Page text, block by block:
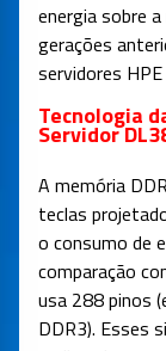
energia sobre
gerações
servidores
Tecnologia
Servidor
A memória
teclas
o consumo de
comparação
usa 288 pinos
DDR3). Esses